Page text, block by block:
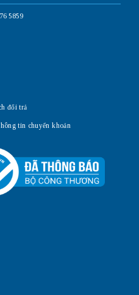
5859
đổi trả
tin chuyển khoản